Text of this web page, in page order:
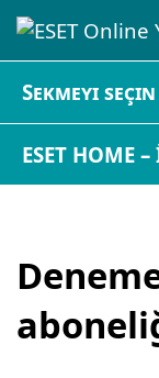
Sekmeyi seçin
ESET HOME